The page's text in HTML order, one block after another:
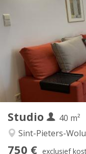
Studio
40 m²
Sint-Pieters-
750 € exclusief
12